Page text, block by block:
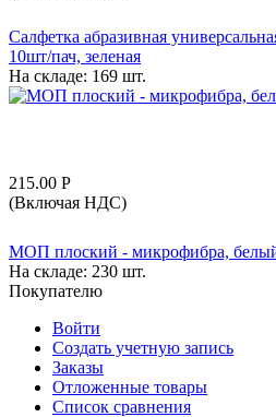
Салфетка абразивная
10шт/пач, зеленая
На складе: 169 шт.
215.00 Р
(Включая НДС)
МОП плоский - микрофибра,
На складе: 230 шт.
Покупателю
Войти
Создать учетную запись
Заказы
Отложенные товары
Список сравнения